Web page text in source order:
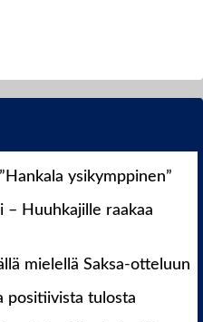
ysikymppinen”
– Huuhkajille raakaa
mielellä Saksa-otteluun
positiivista tulosta